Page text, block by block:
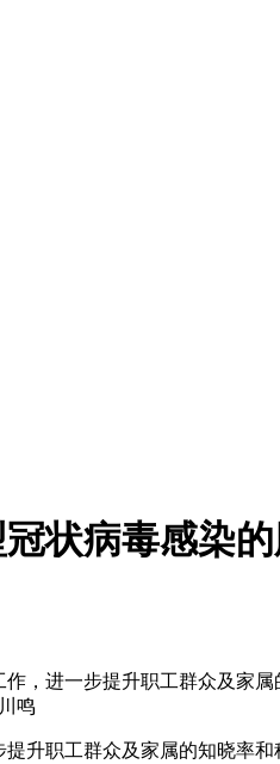
状病毒感染
，进一步提升职工群众及家
鸣
升职工群众及家属的知晓率